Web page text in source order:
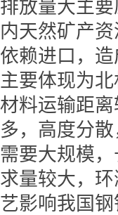
排放量大主
内天然矿产
依赖进口，
主要体现为
材料运输距
多，高度分
需要大规模
求量较大，
艺影响我国